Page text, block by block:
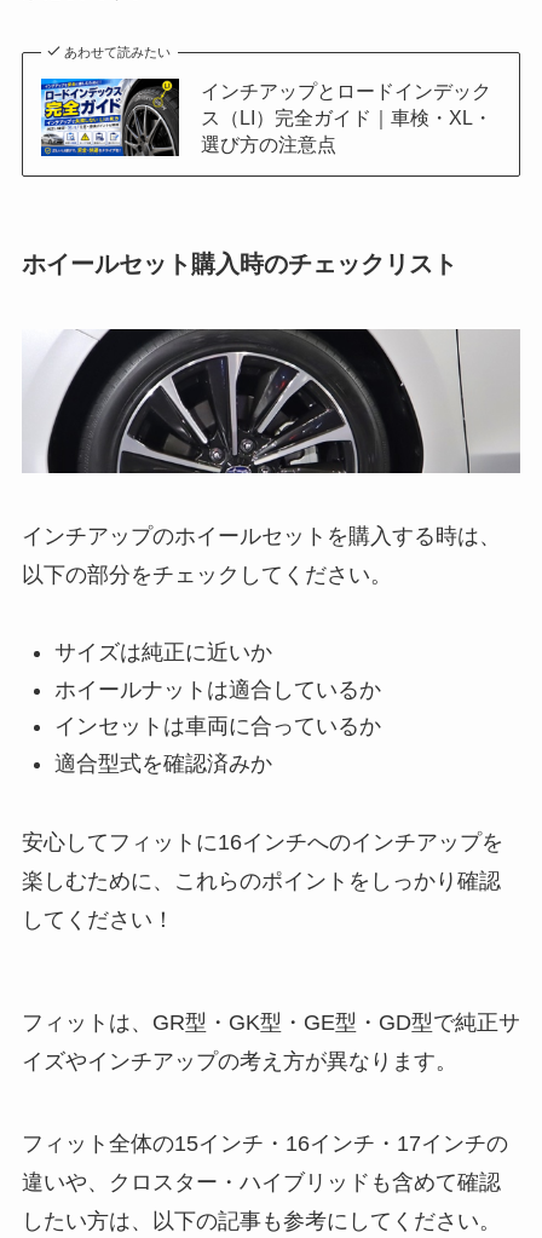
あわせて読みたい
インチアップとロードインデック
ス（LI）完全ガイド｜車検・XL・
選び方の注意点
ホイールセット購入時のチェックリスト
インチアップのホイールセットを購入する時は、
以下の部分をチェックしてください。
サイズは純正に近いか
ホイールナットは適合しているか
インセットは車両に合っているか
適合型式を確認済みか
安心してフィットに16インチへのインチアップを
楽しむために、これらのポイントをしっかり確認
してください！
フィットは、GR型・GK型・GE型・GD型で純正サ
イズやインチアップの考え方が異なります。
フィット全体の15インチ・16インチ・17インチの
違いや、クロスター・ハイブリッドも含めて確認
したい方は、以下の記事も参考にしてください。